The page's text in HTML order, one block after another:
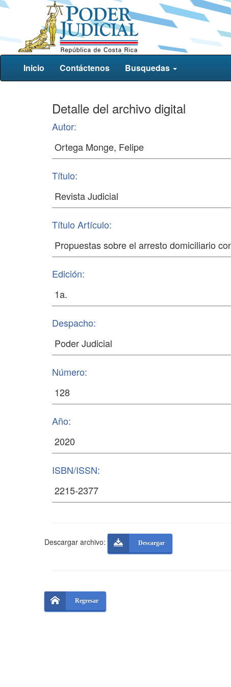
Inicio Contáctenos Busquedas
Detalle del archivo digital
Autor:
Título:
Título Artículo:
Edición:
Despacho:
Número:
Año:
ISBN/ISSN:
Descargar archivo: Descargar
Regresar